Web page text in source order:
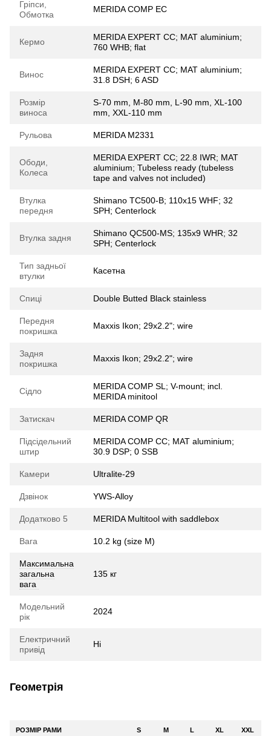
Гріпси,
Обмотка
MERIDA COMP EC
Кермо
MERIDA EXPERT CC; MAT aluminium;
760 WHB; flat
Винос
MERIDA EXPERT CC; MAT aluminium;
31.8 DSH; 6 ASD
Розмір
виноса
S-70 mm, M-80 mm, L-90 mm, XL-100
mm, XXL-110 mm
Рульова MERIDA M2331
Ободи,
Колеса
MERIDA EXPERT CC; 22.8 IWR; MAT
aluminium; Tubeless ready (tubeless
tape and valves not included)
Втулка
передня
Shimano TC500-B; 110x15 WHF; 32
SPH; Centerlock
Втулка задня
Shimano QC500-MS; 135x9 WHR; 32
SPH; Centerlock
Тип задньої
втулки
Касетна
Спиці Double Butted Black stainless
Передня
покришка
Maxxis Ikon; 29x2.2"; wire
Задня
покришка
Maxxis Ikon; 29x2.2"; wire
Сідло
MERIDA COMP SL; V-mount; incl.
MERIDA minitool
Затискач MERIDA COMP QR
Підсідельний
штир
MERIDA COMP CC; MAT aluminium;
30.9 DSP; 0 SSB
Камери Ultralite-29
Дзвінок YWS-Alloy
Додатково 5 MERIDA Multitool with saddlebox
Вага 10.2 kg (size M)
Максимальна
загальна
вага
135 кг
Модельний
рік
2024
Електричний
привід
Ні
Геометрія
РОЗМІР РАМИ S M L XL XXL